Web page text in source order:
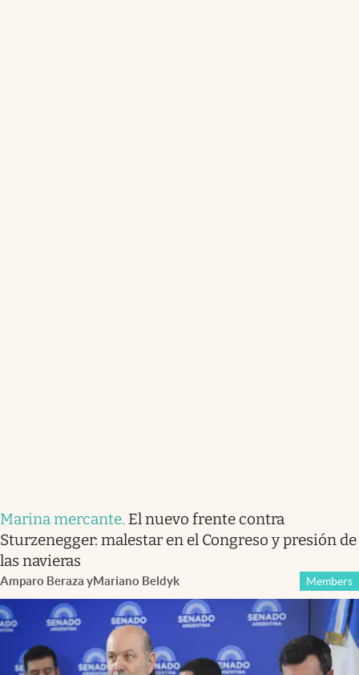
Marina mercante. El nuevo frente contra
Sturzenegger: malestar en el Congreso y presión de
las navieras
Amparo Beraza yMariano Beldyk Members